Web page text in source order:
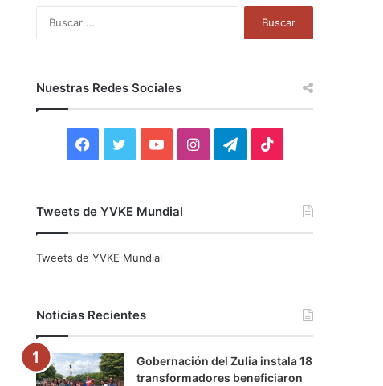
Nuestras Redes Sociales
F
c
o
k
i
r
Y
u
e
I
r
a
T
a
m
Tweets de YVKE Mundial
Tweets de YVKE Mundial
Noticias Recientes
Gobernación del Zulia instala 18
transformadores beneficiaron